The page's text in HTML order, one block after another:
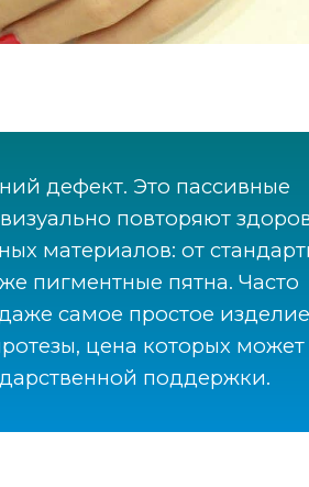
дефект. Это пассивные
повторяют
материалов: от
пигментные пятна. Часто
самое простое изделие
цена которых может
поддержки.